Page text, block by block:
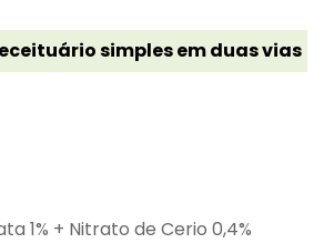
simples em duas vias
1% + Nitrato de Cerio 0,4%